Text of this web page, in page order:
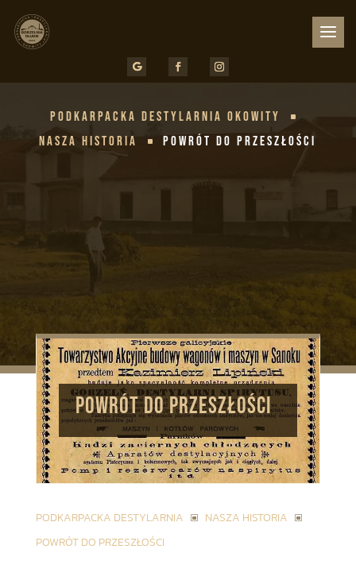
Podkarpacka Destylarnia Okowity ^
Nasza Historia ^ Powrót do przeszłości
POWRÓT DO PRZESZŁOŚCI
PODKARPACKA DESTYLARNIA W NASZA HISTORIA W
POWRÓT DO PRZESZŁOŚCI